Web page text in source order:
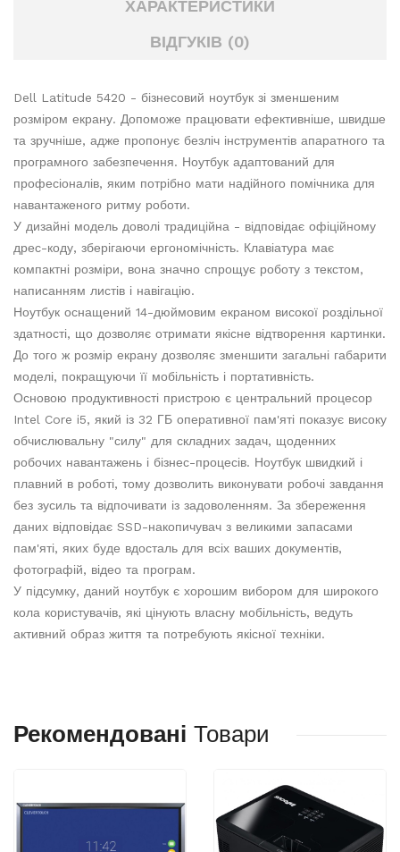
ХАРАКТЕРИСТИКИ
ВІДГУКІВ (0)
Dell Latitude 5420 - бізнесовий ноутбук зі зменшеним
розміром екрану. Допоможе працювати ефективніше, швидше
та зручніше, адже пропонує безліч інструментів апаратного та
програмного забезпечення. Ноутбук адаптований для
професіоналів, яким потрібно мати надійного помічника для
навантаженого ритму роботи.
У дизайні модель доволі традиційна - відповідає офіційному
дрес-коду, зберігаючи ергономічність. Клавіатура має
компактні розміри, вона значно спрощує роботу з текстом,
написанням листів і навігацію.
Ноутбук оснащений 14-дюймовим екраном високої роздільної
здатності, що дозволяє отримати якісне відтворення картинки.
До того ж розмір екрану дозволяє зменшити загальні габарити
моделі, покращуючи її мобільність і портативність.
Основою продуктивності пристрою є центральний процесор
Intel Core i5, який із 32 ГБ оперативної пам'яті показує високу
обчислювальну "силу" для складних задач, щоденних
робочих навантажень і бізнес-процесів. Ноутбук швидкий і
плавний в роботі, тому дозволить виконувати робочі завдання
без зусиль та відпочивати із задоволенням. За збереження
даних відповідає SSD-накопичувач з великими запасами
пам'яті, яких буде вдосталь для всіх ваших документів,
фотографій, відео та програм.
У підсумку, даний ноутбук є хорошим вибором для широкого
кола користувачів, які цінують власну мобільність, ведуть
активний образ життя та потребують якісної техніки.
Рекомендовані Товари